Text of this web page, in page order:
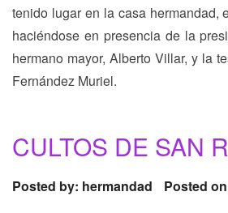
tenido lugar en la casa hermandad,
haciéndose en presencia de la
hermano mayor, Alberto Villar, y la
Fernández Muriel.
CULTOS DE SAN
Posted by: hermandad Posted